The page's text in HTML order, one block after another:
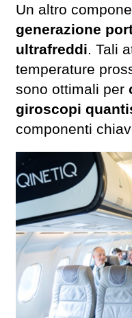
Un altro
generazione
ultrafreddi. Tali
temperature
sono ottimali per
giroscopi
componenti